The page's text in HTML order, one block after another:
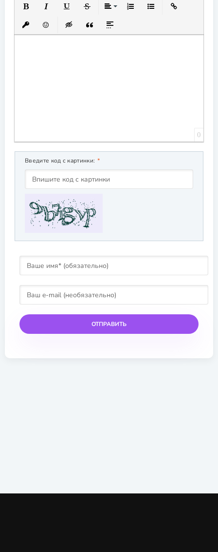
Полужирный Подчеркнутый
ЗачеркнутыйВыравнивание
Вставить защищенную ссылку
Вставить смайлик
Вставка скрытого текста
Вставка цитаты
Вставка спойлера
0
Введите код с картинки:
ОТПРАВИТЬ